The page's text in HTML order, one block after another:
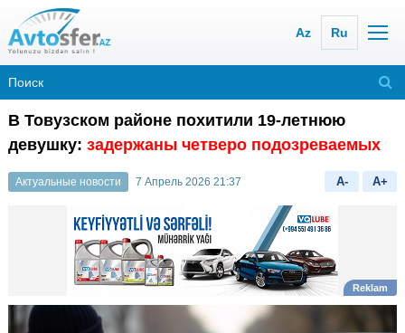
Az Ru
В Товузском районе похитили 19-летнюю
девушку: задержаны четверо подозреваемых
Актуальные новости 7 Апрель 2026 21:37 A- A+